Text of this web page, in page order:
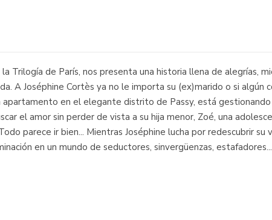
Trilogía de París, nos presenta una historia llena de alegrías,
A Joséphine Cortès ya no le importa su (ex)marido o si algún
en el elegante distrito de Passy, está
el amor sin perder de vista a su hija menor, Zoé, una
parece ir bien... Mientras Joséphine lucha por redescubrir su
en un mundo de seductores, sinvergüenzas,